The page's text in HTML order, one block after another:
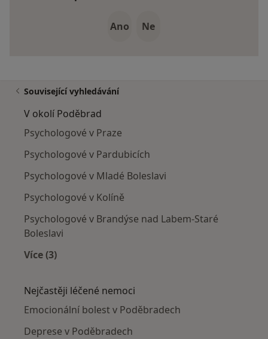
Ano Ne
Související vyhledávání
V okolí Poděbrad
Psychologové v Praze
Psychologové v Pardubicích
Psychologové v Mladé Boleslavi
Psychologové v Kolíně
Psychologové v Brandýse nad Labem-Staré
Boleslavi
Více (3)
Nejčastěji léčené nemoci
Emocionální bolest v Poděbradech
Deprese v Poděbradech